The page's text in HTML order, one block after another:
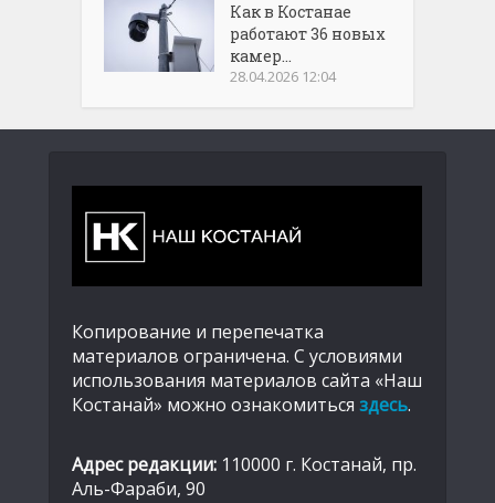
Как в Костанае
работают 36 новых
камер...
28.04.2026 12:04
Копирование и перепечатка
материалов ограничена. С условиями
использования материалов сайта «Наш
Костанай» можно ознакомиться здесь.
Адрес редакции: 110000 г. Костанай, пр.
Аль-Фараби, 90